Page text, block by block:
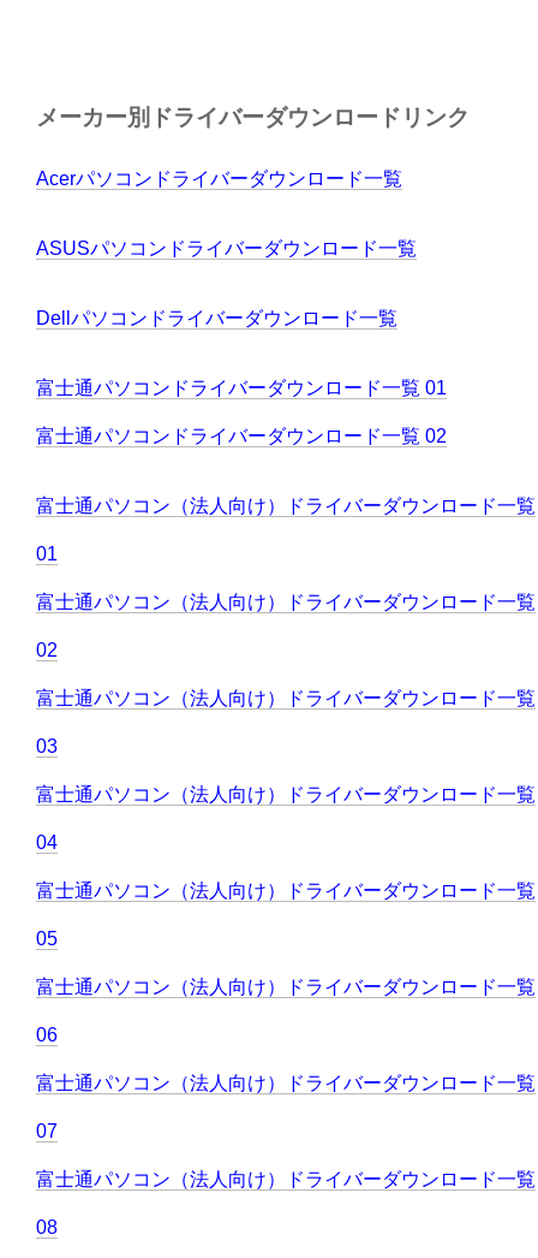
メーカー別ドライバーダウンロードリンク
Acerパソコンドライバーダウンロード一覧
ASUSパソコンドライバーダウンロード一覧
Dellパソコンドライバーダウンロード一覧
富士通パソコンドライバーダウンロード一覧 01
富士通パソコンドライバーダウンロード一覧 02
富士通パソコン（法人向け）ドライバーダウンロード一覧
01
富士通パソコン（法人向け）ドライバーダウンロード一覧
02
富士通パソコン（法人向け）ドライバーダウンロード一覧
03
富士通パソコン（法人向け）ドライバーダウンロード一覧
04
富士通パソコン（法人向け）ドライバーダウンロード一覧
05
富士通パソコン（法人向け）ドライバーダウンロード一覧
06
富士通パソコン（法人向け）ドライバーダウンロード一覧
07
富士通パソコン（法人向け）ドライバーダウンロード一覧
08